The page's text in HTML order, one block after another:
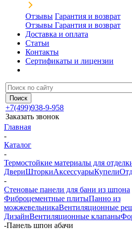
Отзывы Гарантия и возврат
Отзывы Гарантия и возврат
Доставка и оплата
Статьи
Контакты
Сертификаты и лицензии
+7(499)938-9-958
Заказать звонок
Главная
-
Каталог
-
Термостойкие материалы для
ДвериШторкиАксессуарыКупели
-
Стеновые панели для бани из шпона
Фиброцементные плитыПанно из
можжевельникаВентиляционные
ДизайнВентиляционные клапаны
-Панель шпон абачи